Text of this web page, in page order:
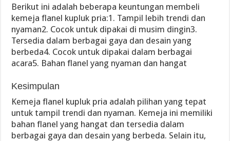
Berikut ini adalah beberapa keuntungan membeli
kemeja flanel kupluk pria:1. Tampil lebih trendi dan
nyaman2. Cocok untuk dipakai di musim dingin3.
Tersedia dalam berbagai gaya dan desain yang
berbeda4. Cocok untuk dipakai dalam berbagai
acara5. Bahan flanel yang nyaman dan hangat
Kesimpulan
Kemeja flanel kupluk pria adalah pilihan yang tepat
untuk tampil trendi dan nyaman. Kemeja ini memiliki
bahan flanel yang hangat dan tersedia dalam
berbagai gaya dan desain yang berbeda. Selain itu,